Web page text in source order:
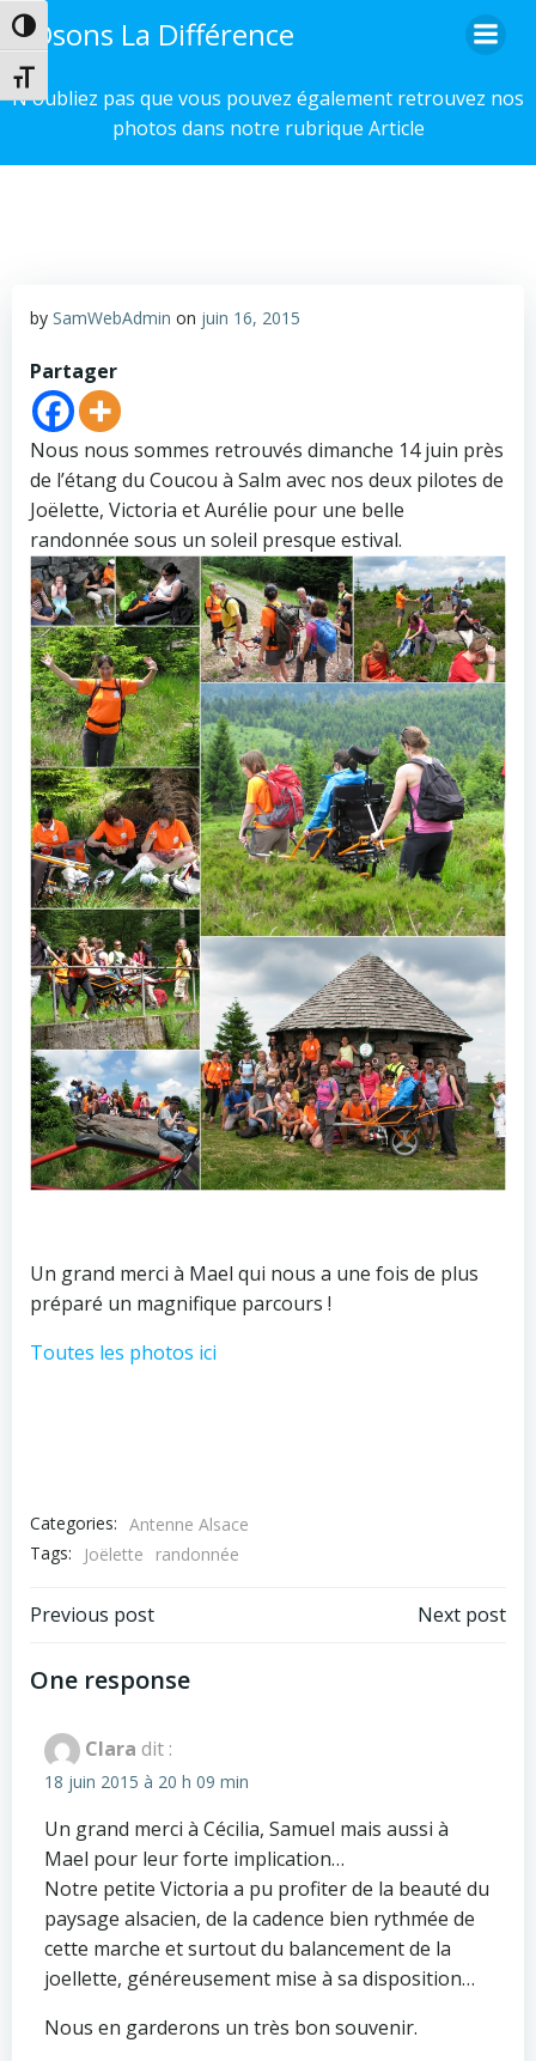
Passer en contraste élevé
Changer la taille de la police
au
Osons La Différence
N'oubliez pas que vous pouvez également retrouvez nos
photos dans notre rubrique Article
by SamWebAdmin on juin 16, 2015
Partager
Nous nous sommes retrouvés dimanche 14 juin près
de l’étang du Coucou à Salm avec nos deux pilotes de
Joëlette, Victoria et Aurélie pour une belle
randonnée sous un soleil presque estival.
Un grand merci à Mael qui nous a une fois de plus
préparé un magnifique parcours !
Toutes les photos ici
Categories: Antenne Alsace
Tags:
Joëlette randonnée
Post
navigation
Previous post Next post
One response
Clara dit :
18 juin 2015 à 20 h 09 min
Un grand merci à Cécilia, Samuel mais aussi à
Mael pour leur forte implication…
Notre petite Victoria a pu profiter de la beauté du
paysage alsacien, de la cadence bien rythmée de
cette marche et surtout du balancement de la
joellette, généreusement mise à sa disposition…
Nous en garderons un très bon souvenir.